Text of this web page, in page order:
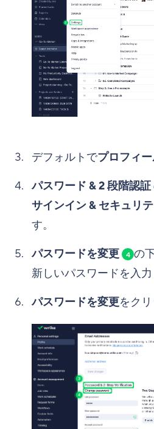
デフォルトでプロフィ
パスワード & 2 段階認証
サインイン & セキュリ
す。
パスワードを変更
4 の
新しいパスワードを入力
パスワードを変更をク